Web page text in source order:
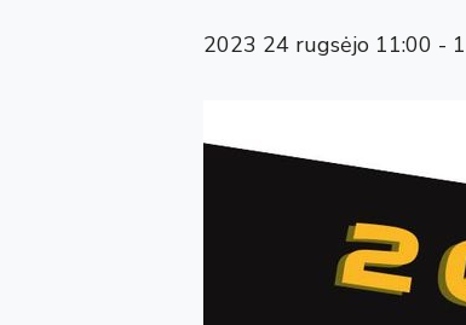
2023 24 rugsėjo 11:00 -